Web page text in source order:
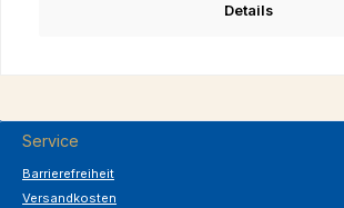
Details
Service
Barrierefreiheit
Versandkosten